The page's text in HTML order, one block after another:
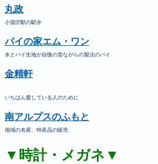
丸政
小淵沢駅の駅弁
パイの家エム・ワン
水とパイ生地が自慢の昔ながらの製法のパイ
金精軒
いちばん愛している人のために
南アルプスのふもと
地域の名産、特産品の販売
▼時計・メガネ▼